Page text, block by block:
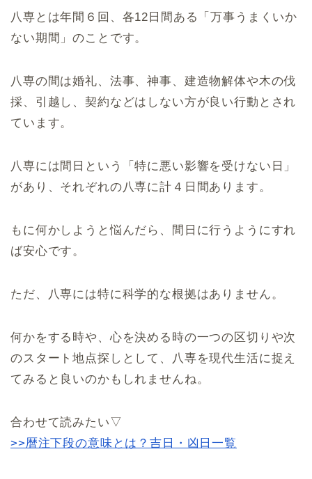
八専とは年間６回、各12日間ある「万事うまくいか
ない期間」のことです。
八専の間は婚礼、法事、神事、建造物解体や木の伐
採、引越し、契約などはしない方が良い行動とされ
ています。
八専には間日という「特に悪い影響を受けない日」
があり、それぞれの八専に計４日間あります。
もに何かしようと悩んだら、間日に行うようにすれ
ば安心です。
ただ、八専には特に科学的な根拠はありません。
何かをする時や、心を決める時の一つの区切りや次
のスタート地点探しとして、八専を現代生活に捉え
てみると良いのかもしれませんね。
合わせて読みたい▽
>>暦注下段の意味とは？吉日・凶日一覧